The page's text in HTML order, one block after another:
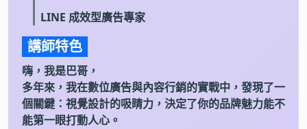
LINE 成效型廣告專家
講師特色
嗨，我是巴哥，
多年來，我在數位廣告與內容行銷的實戰中，發現了一
個關鍵：視覺設計的吸睛力，決定了你的品牌魅力能不
能第一眼打動人心。